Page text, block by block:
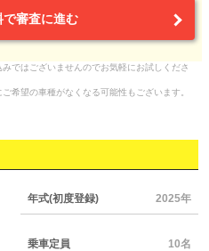
で審査に進む
ではございませんのでお気軽にお試しくださ
希望の車種がなくなる可能性もございます。
年式(初度登録) 2025年
乗車定員 10名